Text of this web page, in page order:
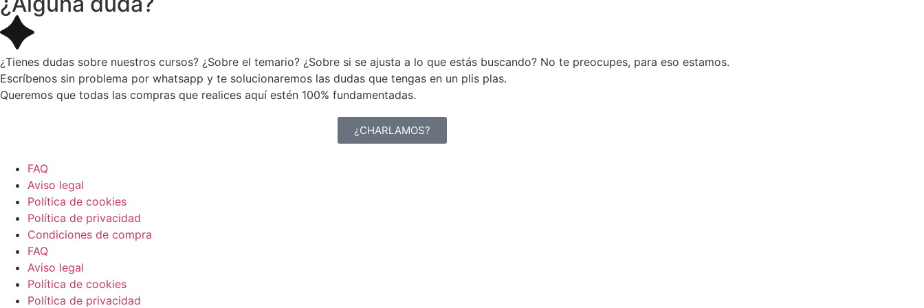
¿Tienes dudas sobre nuestros cursos? ¿Sobre el temario? ¿Sobre si se ajusta a lo que estás buscando? No te preocupes, para eso estamos.
Escríbenos sin problema por whatsapp y te solucionaremos las dudas que tengas en un plis plas.
Queremos que todas las compras que realices aquí estén 100% fundamentadas.
¿CHARLAMOS?
FAQ
Aviso legal
Política de cookies
Política de privacidad
Condiciones de compra
FAQ
Aviso legal
Política de cookies
Política de privacidad